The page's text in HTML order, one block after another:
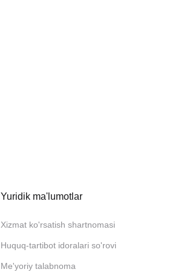
Yuridik ma'lumotlar
Xizmat ko'rsatish shartnomasi
Huquq-tartibot idoralari so'rovi
Me'yoriy talabnoma